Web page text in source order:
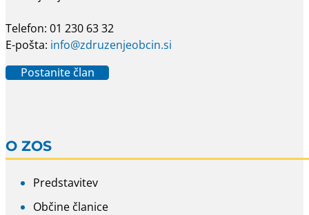
Telefon: 01 230 63 32
E-pošta: info@zdruzenjeobcin.si
Postanite član
O ZOS
Predstavitev
Občine članice